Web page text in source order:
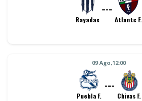
Rayadas
---
Atlante F.
09 Ago,12:00
Puebla F.
---
Chivas F.